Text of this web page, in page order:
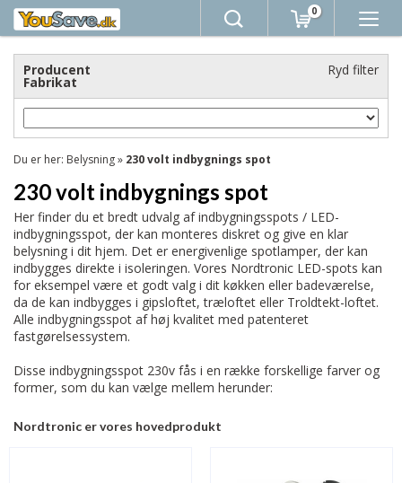
0
Producent
Fabrikat
Ryd filter
Du er her: Belysning» 230 volt indbygnings spot
230 volt indbygnings spot
Her finder du et bredt udvalg af indbygningsspots / LED-
indbygningsspot, der kan monteres diskret og give en klar
belysning i dit hjem. Det er energivenlige spotlamper, der kan
indbygges direkte i isoleringen. Vores Nordtronic LED-spots kan
for eksempel være et godt valg i dit køkken eller badeværelse,
da de kan indbygges i gipsloftet, træloftet eller Troldtekt-loftet.
Alle indbygningsspot af høj kvalitet med patenteret
fastgørelsessystem.
Disse indbygningsspot 230v fås i en række forskellige farver og
former, som du kan vælge mellem herunder:
Nordtronic er vores hovedprodukt